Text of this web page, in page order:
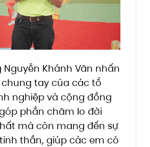
Nguyễn Khánh Văn nhấn
chung tay của các tổ
nghiệp và cộng đồng
phần chăm lo đời
mà còn mang đến sự
thần, giúp các em có